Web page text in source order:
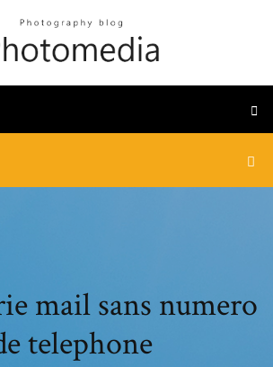
mail sans numero
telephone